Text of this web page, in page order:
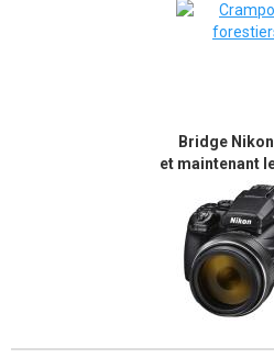
Bridge
et maintenant